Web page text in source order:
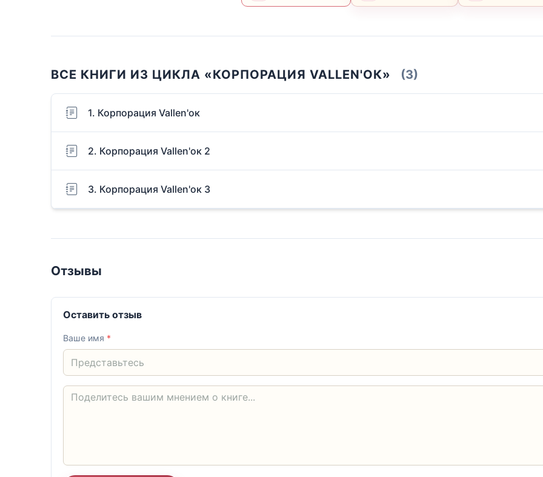
ВСЕ КНИГИ ИЗ ЦИКЛА «КОРПОРАЦИЯ VALLEN'ОК» (3)
1. Корпорация Vallen'ок
2. Корпорация Vallen'ок 2
3. Корпорация Vallen'ок 3
Отзывы
Оставить отзыв
Ваше имя *